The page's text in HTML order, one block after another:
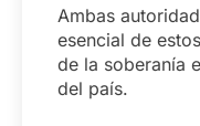
Ambas
esencial de
de la soberanía
del país.